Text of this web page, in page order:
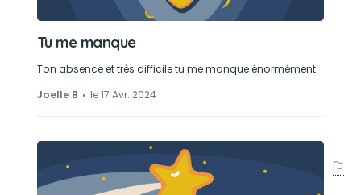
Tu me manque
Ton absence et très difficile tu me manque énormément
Joelle B
le 17 Avr. 2024